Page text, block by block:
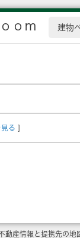
ｏｍ 建物
る ]
産情報と提携先の地